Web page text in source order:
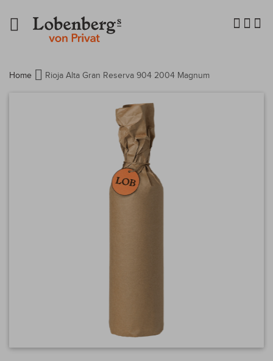
Navigation
umschalten
Home Rioja Alta Gran Reserva 904 2004 Magnum
Zum